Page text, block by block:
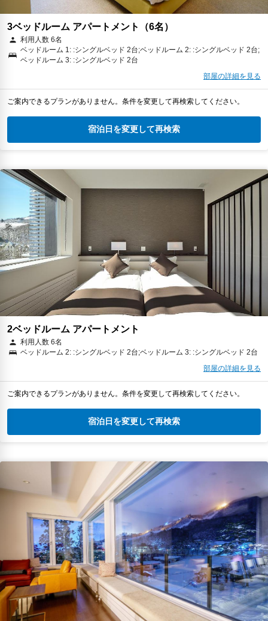
3ベッドルーム アパートメント（6名）
利用人数 6名
ベッドルーム 1: :シングルベッド 2台;ベッドルーム 2: :シングルベッド 2台;
ベッドルーム 3: :シングルベッド 2台
部屋の詳細を見る
ご案内できるプランがありません。条件を変更して再検索してください。
宿泊日を変更して再検索
2ベッドルーム アパートメント
利用人数 6名
ベッドルーム 2: :シングルベッド 2台;ベッドルーム 3: :シングルベッド 2台
部屋の詳細を見る
ご案内できるプランがありません。条件を変更して再検索してください。
宿泊日を変更して再検索